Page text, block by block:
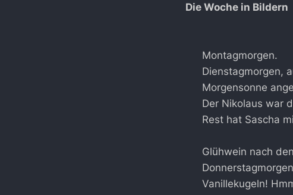
Die Woche in Bildern
Montagmorgen.
Dienstagmorgen,
Morgensonne
Der Nikolaus war
Rest hat Sascha
Glühwein nach
Vanillekugeln!